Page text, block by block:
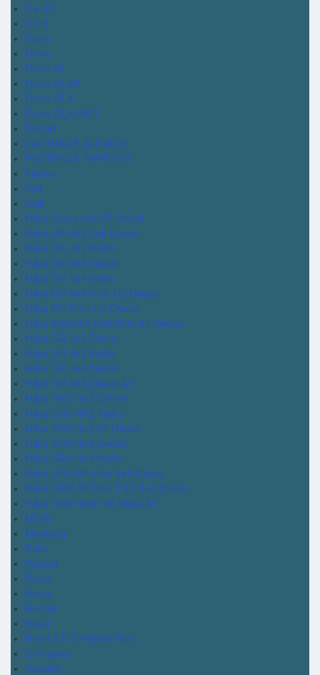
Cx-30
Cx-9
Duna
Dzire
Dzire GL
Dzire GL AT
Dzire GLX
Dzire GLX AMT
Escort
FASTBACK AUDACE
FASTBACK IMPETUS
Fiorino
Gol
Golf
Hilux Conquest AT Diesel
Hilux DX 4x2 Full Diesel
Hilux DX 4x2 Nafta
Hilux DX 4x4 Diesel
Hilux DX 4x4 Nafta
Hilux DX 4x4 Pick Up Diesel
Hilux DX Pick Up Diesel
Hilux GAZOO RACING AT Diesel
Hilux SR 4x2 Diesel
Hilux SR 4x2 Nafta
Hilux SR 4x4 Diesel
Hilux SR 4x4 Diesel AT
Hilux SRV 4x2 Diesel
Hilux SRV 4X2 Nafta
Hilux SRV 4x4 AT Diesel
Hilux SRV 4x4 Diesel
Hilux SRV 4x4 Nafta
Hilux SRV AT Plus 4x4 Diesel
Hilux SRV AT Plus TSS 4x4 Diesel
Hilux SRX 4x4x V6 Nafta AT
MOBI
Mustang
Palio
Passat
Pulse
Raize
Ranger
Rav4
Rav4 2.5 S Hybrid Plus
S-Presso
Saveiro